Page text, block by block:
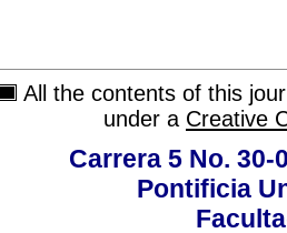
All the contents of this
under a Creative
Carrera 5 No.
Pontificia